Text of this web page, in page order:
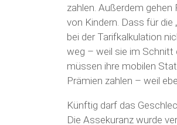
zahlen. Außerdem
von Kindern. Dass für
bei der Tarifkalkulation
weg – weil sie im Schnitt
müssen ihre mobilen
Prämien zahlen – weil
Künftig darf das
Die Assekuranz wurde